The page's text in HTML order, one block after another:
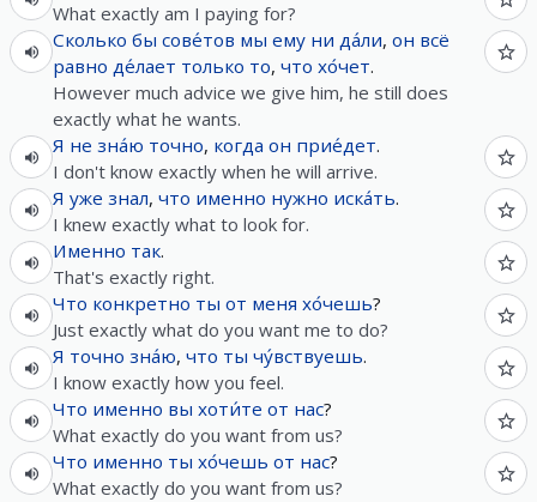
What exactly am I paying for?
Сколько бы сове́тов мы ему ни да́ли, он всё
равно де́лает только то, что хо́чет.
However much advice we give him, he still does
exactly what he wants.
Я не зна́ю точно, когда он прие́дет.
I don't know exactly when he will arrive.
Я уже знал, что именно нужно иска́ть.
I knew exactly what to look for.
Именно так.
That's exactly right.
Что конкретно ты от меня хо́чешь?
Just exactly what do you want me to do?
Я точно зна́ю, что ты чу́вствуешь.
I know exactly how you feel.
Что именно вы хоти́те от нас?
What exactly do you want from us?
Что именно ты хо́чешь от нас?
What exactly do you want from us?